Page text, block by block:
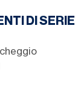
DI SERIE